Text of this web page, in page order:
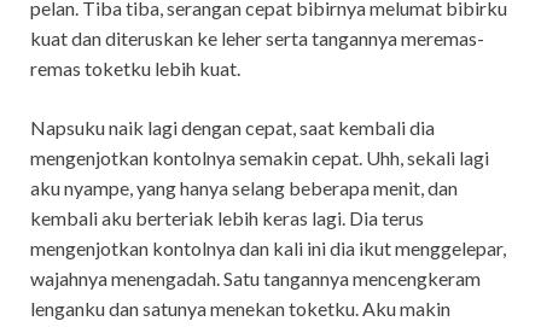
pelan. Tiba tiba, serangan cepat bibirnya melumat bibirku
kuat dan diteruskan ke leher serta tangannya meremas-
remas toketku lebih kuat.
Napsuku naik lagi dengan cepat, saat kembali dia
mengenjotkan kontolnya semakin cepat. Uhh, sekali lagi
aku nyampe, yang hanya selang beberapa menit, dan
kembali aku berteriak lebih keras lagi. Dia terus
mengenjotkan kontolnya dan kali ini dia ikut menggelepar,
wajahnya menengadah. Satu tangannya mencengkeram
lenganku dan satunya menekan toketku. Aku makin